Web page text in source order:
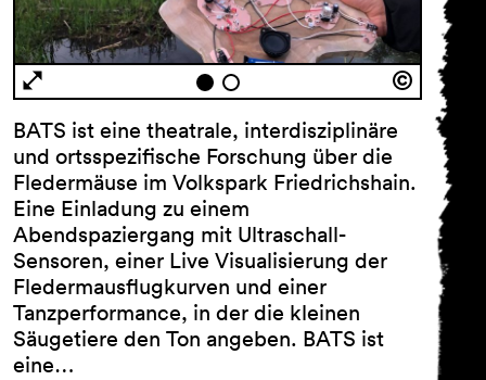
BATS ist eine theatrale, interdisziplinäre
und ortsspeziﬁsche Forschung über die
Fledermäuse im Volkspark Friedrichshain.
Eine Einladung zu einem
Abendspaziergang mit Ultraschall-
Sensoren, einer Live Visualisierung der
Fledermausﬂugkurven und einer
Tanzperformance, in der die kleinen
Säugetiere den Ton angeben. BATS ist
eine…